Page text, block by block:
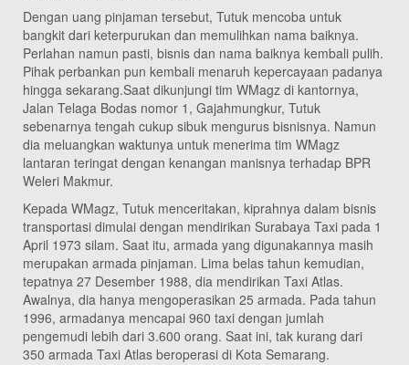
Dengan uang pinjaman tersebut, Tutuk mencoba untuk
bangkit dari keterpurukan dan memulihkan nama baiknya.
Perlahan namun pasti, bisnis dan nama baiknya kembali pulih.
Pihak perbankan pun kembali menaruh kepercayaan padanya
hingga sekarang.Saat dikunjungi tim WMagz di kantornya,
Jalan Telaga Bodas nomor 1, Gajahmungkur, Tutuk
sebenarnya tengah cukup sibuk mengurus bisnisnya. Namun
dia meluangkan waktunya untuk menerima tim WMagz
lantaran teringat dengan kenangan manisnya terhadap BPR
Weleri Makmur.
Kepada WMagz, Tutuk menceritakan, kiprahnya dalam bisnis
transportasi dimulai dengan mendirikan Surabaya Taxi pada 1
April 1973 silam. Saat itu, armada yang digunakannya masih
merupakan armada pinjaman. Lima belas tahun kemudian,
tepatnya 27 Desember 1988, dia mendirikan Taxi Atlas.
Awalnya, dia hanya mengoperasikan 25 armada. Pada tahun
1996, armadanya mencapai 960 taxi dengan jumlah
pengemudi lebih dari 3.600 orang. Saat ini, tak kurang dari
350 armada Taxi Atlas beroperasi di Kota Semarang.